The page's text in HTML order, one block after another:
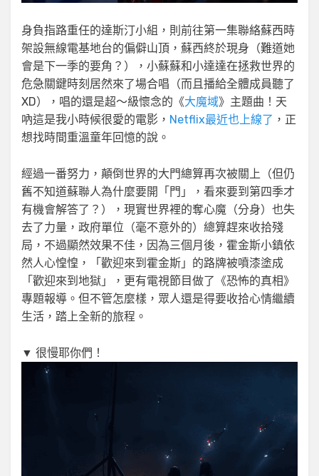
身負指路重任的達斯汀小組，則前往第一集聯絡蘇西時
架設無線電基地台的偏僻山頂，蘇西終於現身（難道她
會是下一季的要角？），小蘇蘇和小達達在拯救世界的
危急關鍵時刻居然來了場合唱（而且播給全體成員聽了
XD），唱的還是超～級懷念的《大魔域》主題曲！天
吶這是我小時候很愛的電影， Netflix最近也上線了 ，正
想找時間重溫童年回憶的說。
經過一番努力，顛倒世界的大門總算再次被關上（但仍
舊不知道蘇聯人為什麼要開「門」，看來要到第四季才
有機會解答了？），現實世界裡的奪心魔（分身）也失
去了力量，政府單位（毫不意外的）總算趕來收拾殘
局，不過顯然效果不佳，因為三個月後，霍金斯小鎮依
然人心惶惶，「歡迎來到霍金斯」的路牌被噴漆塗成
「歡迎來到地獄」，更有電視節目做了《恐怖的真相》
專題報導。但不管怎麼樣，眾人還是得要收拾心情繼續
生活，踏上全新的旅程。
▼ 很慢耶你們！